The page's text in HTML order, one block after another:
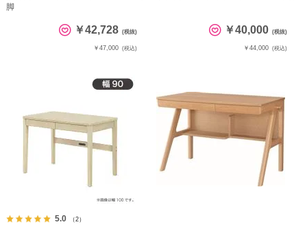
脚
￥42,728 (税抜)
￥47,000 (税込)
￥40,000 (税抜)
￥44,000 (税込)
5.0 （2）